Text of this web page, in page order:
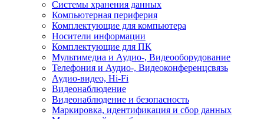
Системы хранения данных
Компьютерная периферия
Комплектующие для компьютера
Носители информации
Комплектующие для ПК
Мультимедиа и Аудио-, Видеооборудование
Телефония и Аудио-, Видеоконференцсвязь
Аудио-видео, Hi-Fi
Видеонаблюдение
Видеонаблюдение и безопасность
Маркировка, идентификация и сбор данных